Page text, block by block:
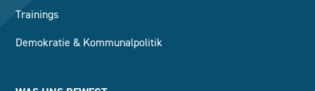
Trainings
Demokratie & Kommunalpolitik